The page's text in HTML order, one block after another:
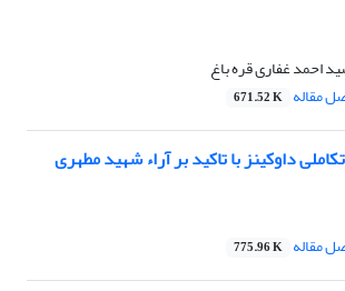
احمد غفاری قره باغ
مقاله 671.52 K
داوکینز با تاکید بر آراء شهید مطهری
مقاله 775.96 K